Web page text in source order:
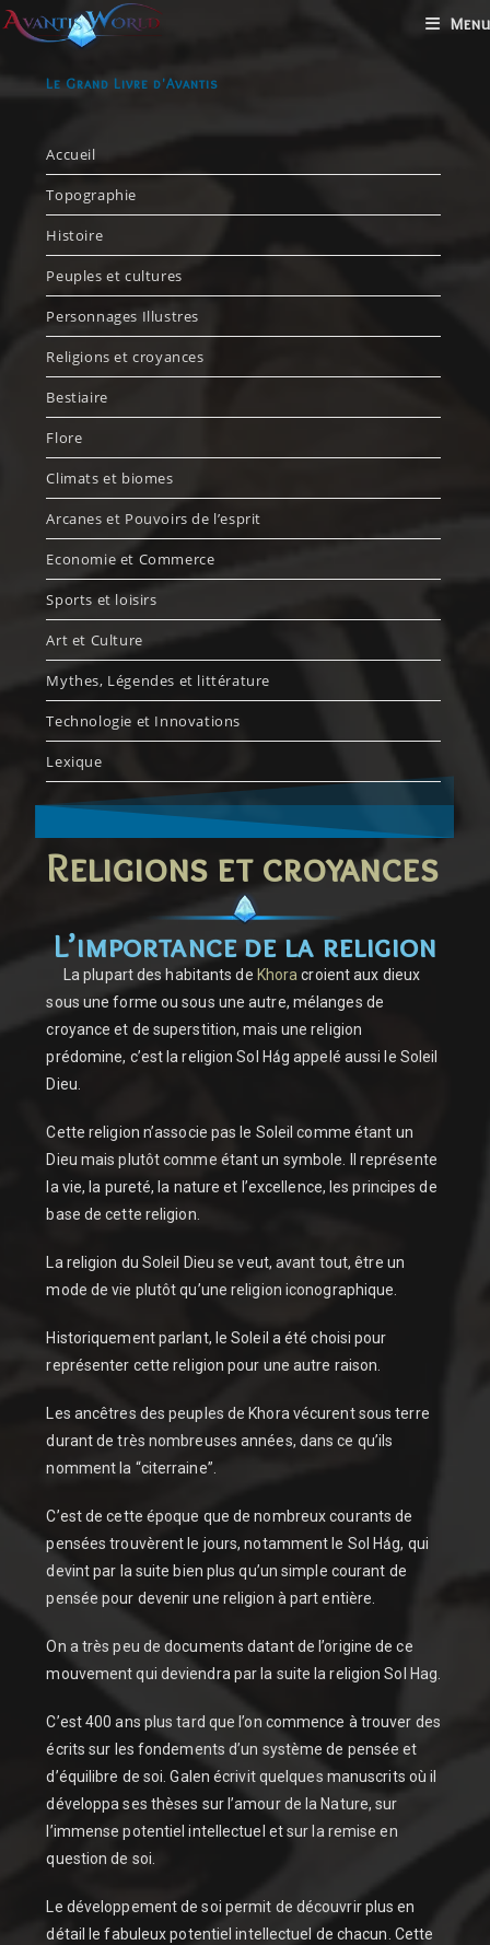
Menu
Le Grand Livre d'Avantis
Accueil
Topographie
Histoire
Peuples et cultures
Personnages Illustres
Religions et croyances
Bestiaire
Flore
Climats et biomes
Arcanes et Pouvoirs de l’esprit
Economie et Commerce
Sports et loisirs
Art et Culture
Mythes, Légendes et littérature
Technologie et Innovations
Lexique
Religions et croyances
L’importance de la religion
La plupart des habitants de Khora croient aux dieux
sous une forme ou sous une autre, mélanges de
croyance et de superstition, mais une religion
prédomine, c’est la religion Sol Hǻg appelé aussi le Soleil
Dieu.
Cette religion n’associe pas le Soleil comme étant un
Dieu mais plutôt comme étant un symbole. Il représente
la vie, la pureté, la nature et l’excellence, les principes de
base de cette religion.
La religion du Soleil Dieu se veut, avant tout, être un
mode de vie plutôt qu’une religion iconographique.
Historiquement parlant, le Soleil a été choisi pour
représenter cette religion pour une autre raison.
Les ancêtres des peuples de Khora vécurent sous terre
durant de très nombreuses années, dans ce qu’ils
nomment la “citerraine”.
C’est de cette époque que de nombreux courants de
pensées trouvèrent le jours, notamment le Sol Hǻg, qui
devint par la suite bien plus qu’un simple courant de
pensée pour devenir une religion à part entière.
On a très peu de documents datant de l’origine de ce
mouvement qui deviendra par la suite la religion Sol Hag.
C’est 400 ans plus tard que l’on commence à trouver des
écrits sur les fondements d’un système de pensée et
d’équilibre de soi. Galen écrivit quelques manuscrits où il
développa ses thèses sur l’amour de la Nature, sur
l’immense potentiel intellectuel et sur la remise en
question de soi.
Le développement de soi permit de découvrir plus en
détail le fabuleux potentiel intellectuel de chacun. Cette